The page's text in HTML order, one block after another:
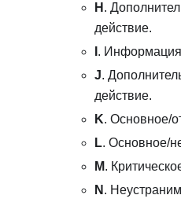
H .
действие.
.
J.
действие.
K. Основное/
L. Основное/
M.
N .